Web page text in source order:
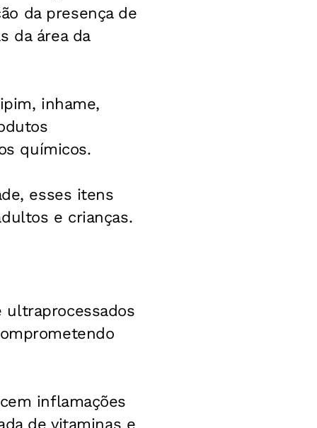
da presença de
da área da
inhame,
químicos.
esses itens
e crianças.
ultraprocessados
inflamações
de vitaminas e